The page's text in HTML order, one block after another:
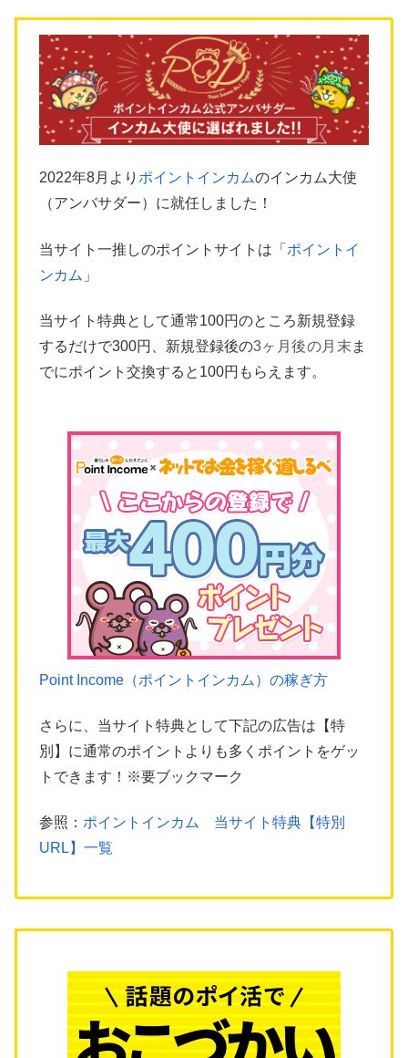
2022年8月より ポイントインカムのインカム大使
（アンバサダー）に就任しました！
当サイト一推しのポイントサイトは「 ポイントイ
ンカム 」
当サイト特典として通常100円のところ新規登録
するだけで300円、新規登録後の3ヶ月後の月末 ま
でにポイント交換すると100円もらえます。
Point Income（ポイントインカム）の稼ぎ方
さらに、当サイト特典として下記の広告は【特
別】に通常のポイントよりも多くポイントをゲッ
トできます！※要ブックマーク
参照： ポイントインカム 当サイト特典【特別
URL】一覧